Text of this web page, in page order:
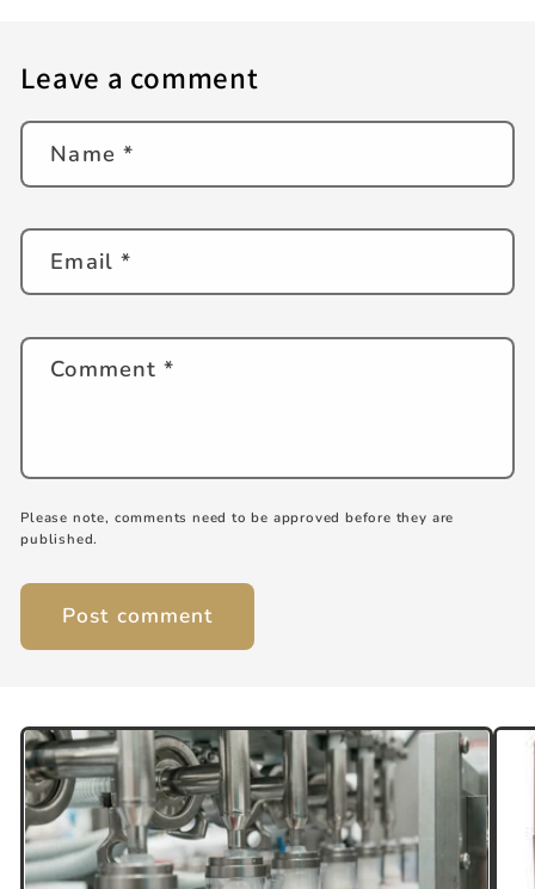
Leave a comment
Name *
Email*
Comment*
Please note, comments need to be approved before they are
published.